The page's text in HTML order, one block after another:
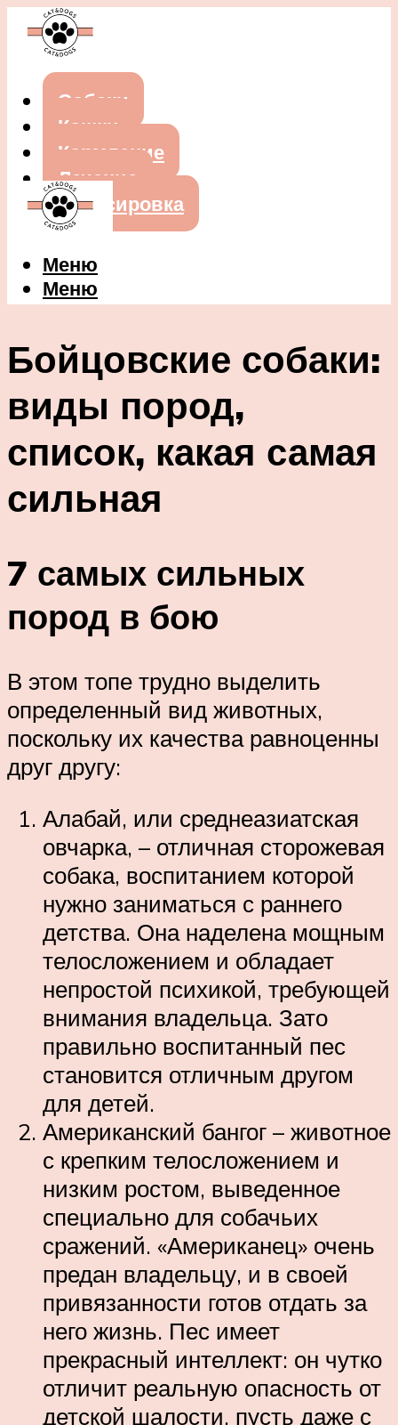
Собаки
Кошки
Кормление
Лечение
Дрессировка
Меню
Меню
Бойцовские собаки:
виды пород,
список, какая самая
сильная
7 самых сильных
пород в бою
В этом топе трудно выделить
определенный вид животных,
поскольку их качества равноценны
друг другу:
Алабай, или среднеазиатская
овчарка, – отличная сторожевая
собака, воспитанием которой
нужно заниматься с раннего
детства. Она наделена мощным
телосложением и обладает
непростой психикой, требующей
внимания владельца. Зато
правильно воспитанный пес
становится отличным другом
для детей.
Американский бангог – животное
с крепким телосложением и
низким ростом, выведенное
специально для собачьих
сражений. «Американец» очень
предан владельцу, и в своей
привязанности готов отдать за
него жизнь. Пес имеет
прекрасный интеллект: он чутко
отличит реальную опасность от
детской шалости, пусть даже с